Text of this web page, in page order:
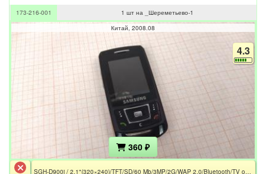
173-216-001
1 шт на _Шереметьево-1
Китай 2008.08
4.3
360 ₽
SGH-D900i / 2.1"(320×240)/TFT/SD/60 Mb/3MP/2G/WAP 2.0/Bluetooth/TV out/USB/Java / Не загружается ОС